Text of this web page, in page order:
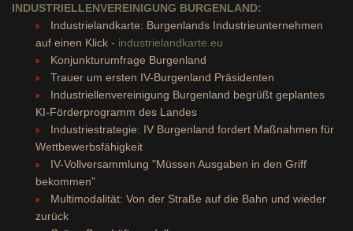
INDUSTRIELLENVEREINIGUNG BURGENLAND:
Industrielandkarte: Burgenlands Industrieunternehmen
auf einen Klick - industrielandkarte.eu
Konjunkturumfrage Burgenland
Trauer um ersten IV-Burgenland Präsidenten
Industriellenvereinigung Burgenland begrüßt geplantes
KI-Förderprogramm des Landes
Industriestrategie: IV Burgenland fordert Maßnahmen für
Wettbewerbsfähigkeit
IV-Vollversammlung "Müssen Ausgaben in den Griff
bekommen"
Multimodalität: Von der Straße auf die Bahn und wieder
zurück